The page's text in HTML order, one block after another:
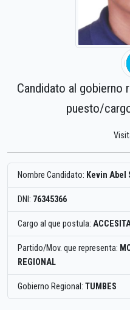
Candidato al gobierno
puesto/
Nombre Candidato: Kevin Abel
DNI: 76345366
Cargo al que postula:
Partido/Mov. que representa:
REGIONAL
Gobierno Regional: TUMBES